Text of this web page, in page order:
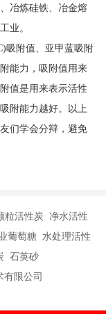
冶炼硅铁、冶金熔
业。
吸附值、亚甲蓝吸附
能力，吸附值用来
值是用来表示活性
附能力越好。以上
们学会分辩，避免
粒活性炭 净水活性
葡萄糖 水处理活性
石英砂
有限公司